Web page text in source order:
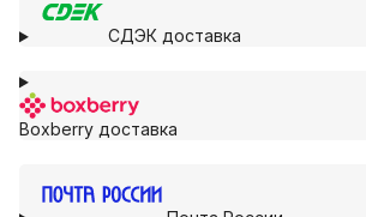
СДЭК доставка
Boxberry доставка